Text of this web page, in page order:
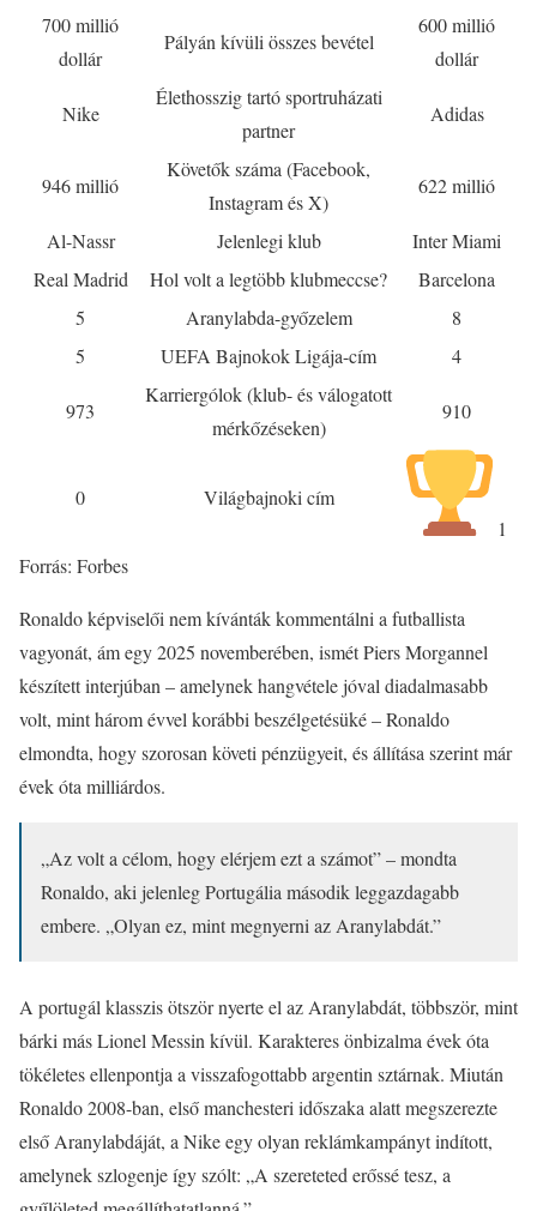
700 millió
dollár
Pályán kívüli összes bevétel
600 millió
dollár
Nike
Élethosszig tartó sportruházati
partner
Adidas
946 millió
Követők száma (Facebook,
Instagram és X)
622 millió
Al-Nassr Jelenlegi klub
Inter Miami
Real Madrid
Hol volt a legtöbb klubmeccse?
Barcelona
5
Aranylabda-győzelem
8
5
UEFA Bajnokok Ligája-cím 4
973
Karriergólok (klub- és válogatott
mérkőzéseken)
910
0
Világbajnoki cím
1
Forrás: Forbes
Ronaldo képviselői nem kívánták kommentálni a futballista
vagyonát, ám egy 2025 novemberében, ismét Piers Morgannel
készített interjúban – amelynek hangvétele jóval diadalmasabb
volt, mint három évvel korábbi beszélgetésüké – Ronaldo
elmondta, hogy szorosan követi pénzügyeit, és állítása szerint már
évek óta milliárdos.
„Az volt a célom, hogy elérjem ezt a számot” – mondta
Ronaldo, aki jelenleg Portugália második leggazdagabb
embere. „Olyan ez, mint megnyerni az Aranylabdát.”
A portugál klasszis ötször nyerte el az Aranylabdát, többször, mint
bárki más Lionel Messin kívül. Karakteres önbizalma évek óta
tökéletes ellenpontja a visszafogottabb argentin sztárnak. Miután
Ronaldo 2008-ban, első manchesteri időszaka alatt megszerezte
első Aranylabdáját, a Nike egy olyan reklámkampányt indított,
amelynek szlogenje így szólt: „A szereteted erőssé tesz, a